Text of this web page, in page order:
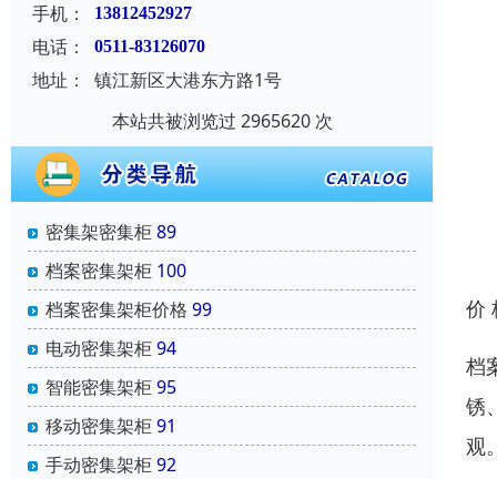
手机：
13812452927
电话： 0511-83126070
地址：
镇江新区大港东方路1号
本站共被浏览过 2965620 次
密集架密集柜89
档案密集架柜 100
档案密集架柜价格 99
电动密集架柜94
智能密集架柜95
移动密集架柜91
手动密集架柜92
价
档
锈
观